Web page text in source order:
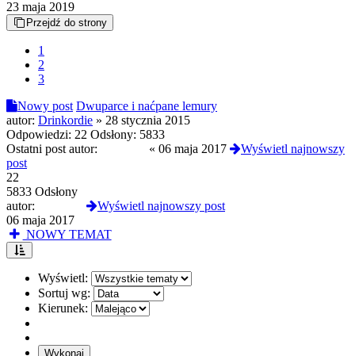
23 maja 2019
Przejdź do strony
1
2
3
Nowy post Dwuparce i naćpane lemury
autor: Drinkordie » 28 stycznia 2015
Odpowiedzi: 22 Odsłony: 5833
Ostatni post autor:
« 06 maja 2017
Wyświetl najnowszy
post
22
5833 Odsłony
autor:
Wyświetl najnowszy post
06 maja 2017
NOWY TEMAT
Wyświetl:
Sortuj wg:
Kierunek: